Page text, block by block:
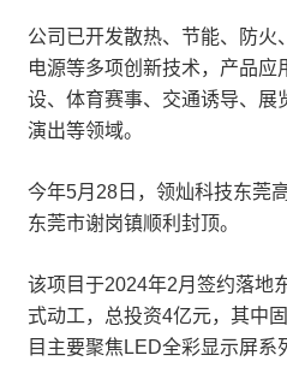
公司已开发散热、节能、防火
电源等多项创新技术，产品应
设、体育赛事、交通诱导、展
演出等领域。
今年5月28日，领灿科技东莞
东莞市谢岗镇顺利封顶。
该项目于2024年2月签约落地
式动工，总投资4亿元，其中
目主要聚焦LED全彩显示屏系